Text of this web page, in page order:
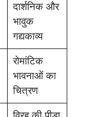
दार्शनिक और
भावुक
गद्यकाव्य
रोमांटिक
भावनाओं का
चित्रण